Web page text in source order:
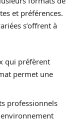
et préférences.
s’offrent à
qui préfèrent
permet une
professionnels